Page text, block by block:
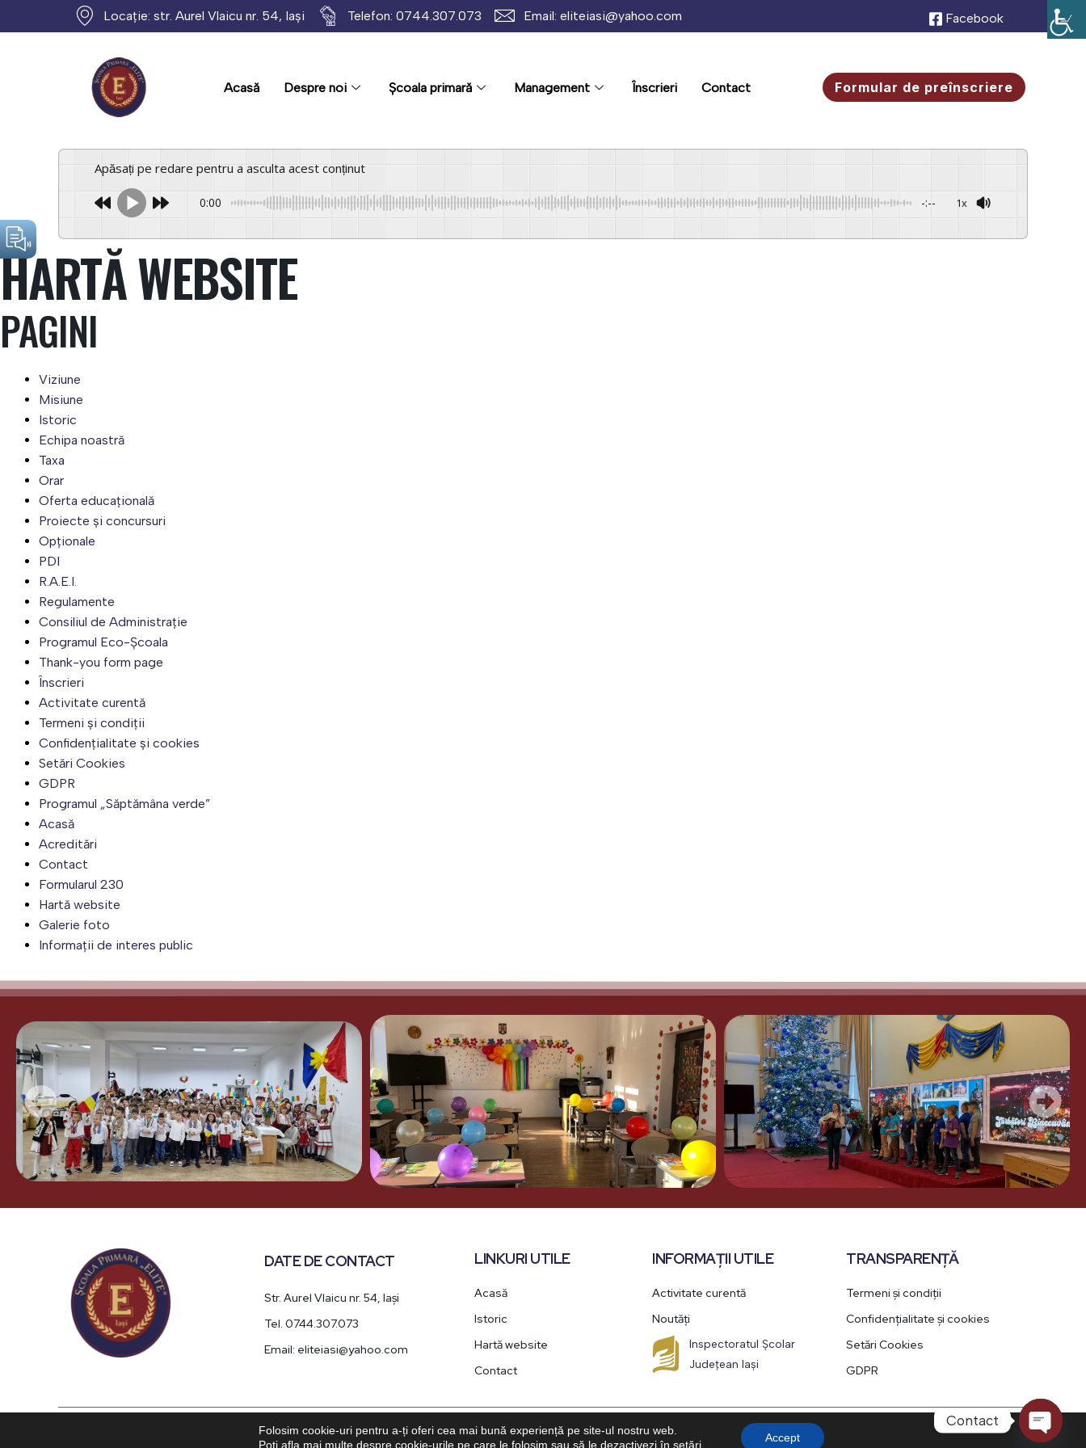
to
Locație: str. Aurel Vlaicu nr. 54, Iași Telefon: 0744.307.073 Email: eliteiasi@yahoo.com Facebook
Acasă Despre noi Școala primară Management Înscrieri Contact Formular de preînscriere
Apăsați pe redare pentru a asculta acest conținut
0:00 -:-- 1x
HARTĂ WEBSITE
PAGINI
Viziune
Misiune
Istoric
Echipa noastră
Taxa
Orar
Oferta educațională
Proiecte și concursuri
Opționale
PDI
R.A.E.I.
Regulamente
Consiliul de Administrație
Programul Eco-Școala
Thank-you form page
Înscrieri
Activitate curentă
Termeni și condiții
Confidențialitate și cookies
Setări Cookies
GDPR
Programul „Săptămâna verde”
Acasă
Acreditări
Contact
Formularul 230
Hartă website
Galerie foto
Informații de interes public
DATE DE CONTACT
Str. Aurel Vlaicu nr. 54, Iași
Tel. 0744.307.073
Email: eliteiasi@yahoo.com
LINKURI UTILE
Acasă
Istoric
Hartă website
Contact
INFORMAȚII UTILE
Activitate curentă
Noutăți
Inspectoratul Școlar
Județean Iași
TRANSPARENȚĂ
Termeni și condiții
Confidențialitate și cookies
Setări Cookies
GDPR
© 2025 Școala primară „ELITE”. Toate drepturile rezervate
Folosim cookie-uri pentru a-ți oferi cea mai bună experiență pe site-ul nostru web.
Poți afla mai multe despre cookie-urile pe care le folosim sau să le dezactivezi însetări
Accept
Contact